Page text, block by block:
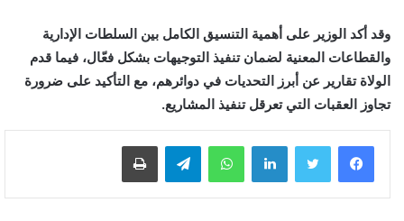
وقد أكد الوزير على أهمية التنسيق الكامل بين السلطات الإدارية
والقطاعات المعنية لضمان تنفيذ التوجيهات بشكل فعّال، فيما قدم
الولاة تقارير عن أبرز التحديات في دوائرهم، مع التأكيد على ضرورة
تجاوز العقبات التي تعرقل تنفيذ المشاريع.
لينكدإن واتساب